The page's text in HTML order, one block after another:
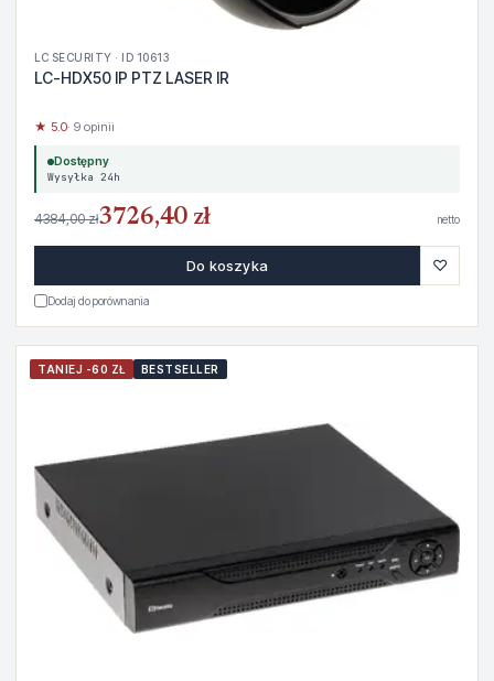
LC SECURITY · ID 10613
LC-HDX50 IP PTZ LASER IR
★ 5.0· 9 opinii
Dostępny
Wysyłka 24h
4384,00 zł3726,40 zł netto
Do koszyka ♡
Dodaj do porównania
TANIEJ -60 ZŁ BESTSELLER